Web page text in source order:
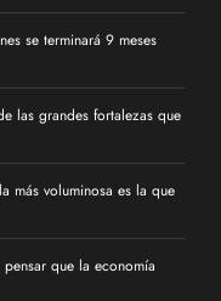
se terminará 9 meses
las grandes fortalezas que
más voluminosa es la que
que la economía